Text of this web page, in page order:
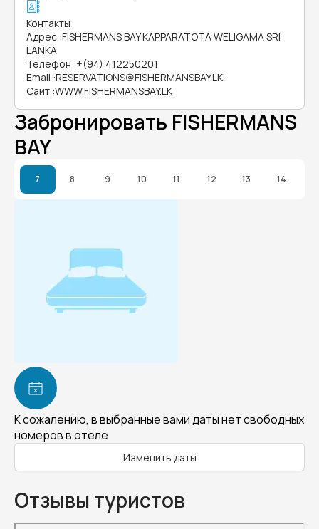
Контакты
Адрес :FISHERMANS BAY KAPPARATOTA WELIGAMA SRI
LANKA
Телефон :+(94) 412250201
Email :RESERVATIONS@FISHERMANSBAY.LK
Сайт :WWW.FISHERMANSBAY.LK
Забронировать FISHERMANS
BAY
7 8 9 10 11 12 13 14
К сожалению, в выбранные вами даты нет свободных
номеров в отеле
Изменить даты
Отзывы туристов